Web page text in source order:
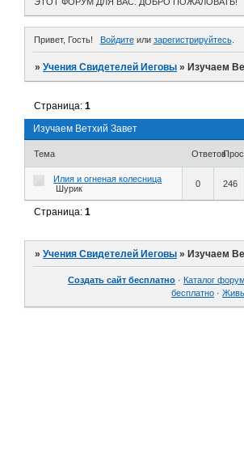
Привет, Гость! Войдитеили зарегистрируйтесь.
»Учения Свидетелей Иеговы » Изучаем
Изучаем Ветхий Завет
Страница:1
Тема Ответов
Илия и огненая колесница
Шурик
0 246
Страница:1
»Учения Свидетелей Иеговы » Изучаем
Создать сайт бесплатно · Каталог
бесплатно ·